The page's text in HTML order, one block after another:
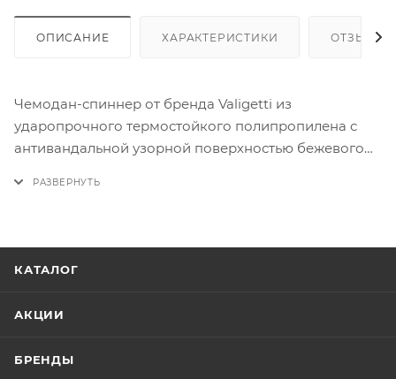
ОПИСАНИЕ ХАРАКТЕРИСТИКИ ОТЗЫВЫ
Чемодан-спиннер от бренда Valigetti из
ударопрочного термостойкого полипропилена с
антивандальной узорной поверхностью бежевого
карман на молнии.
собой в салон самолёта. Обычно её размещают на
КАТАЛОГ
АКЦИИ
БРЕНДЫ